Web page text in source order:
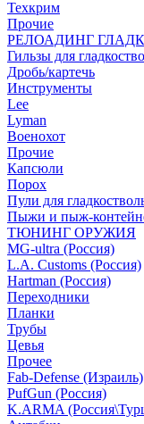
Техкрим
Прочие
РЕЛОАДИНГ
Гильзы для
Дробь/картечь
Инструменты
Lee
Lyman
Военохот
Прочие
Капсюли
Порох
Пули для
Пыжи и пыж-
ТЮНИНГ ОРУЖИЯ
MG-ultra (Россия)
L.A. Customs (Россия)
Hartman (Россия)
Переходники
Планки
Трубы
Цевья
Прочее
Fab-Defense (Израиль)
PufGun (Россия)
K.ARMA